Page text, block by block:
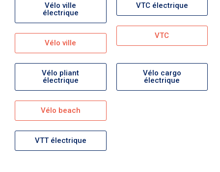
Vélo ville
électrique
Vélo ville
VTC électrique
VTC
Vélo pliant
électrique
Vélo beach
Vélo cargo
électrique
VTT électrique